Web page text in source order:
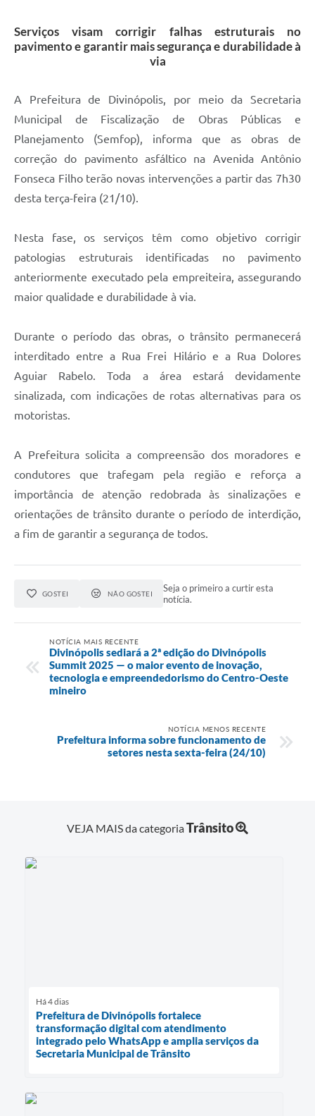
Serviços visam corrigir falhas estruturais no
pavimento e garantir mais segurança e durabilidade à
via
A Prefeitura de Divinópolis, por meio da Secretaria
Municipal de Fiscalização de Obras Públicas e
Planejamento (Semfop), informa que as obras de
correção do pavimento asfáltico na Avenida Antônio
Fonseca Filho terão novas intervenções a partir das 7h30
desta terça-feira (21/10).
Nesta fase, os serviços têm como objetivo corrigir
patologias estruturais identificadas no pavimento
anteriormente executado pela empreiteira, assegurando
maior qualidade e durabilidade à via.
Durante o período das obras, o trânsito permanecerá
interditado entre a Rua Frei Hilário e a Rua Dolores
Aguiar Rabelo. Toda a área estará devidamente
sinalizada, com indicações de rotas alternativas para os
motoristas.
A Prefeitura solicita a compreensão dos moradores e
condutores que trafegam pela região e reforça a
importância de atenção redobrada às sinalizações e
orientações de trânsito durante o período de interdição,
a fim de garantir a segurança de todos.
GOSTEI NÃO GOSTEI
Seja o primeiro a curtir esta
notícia.
NOTÍCIA MAIS RECENTE
Divinópolis sediará a 2ª edição do Divinópolis
Summit 2025 — o maior evento de inovação,
tecnologia e empreendedorismo do Centro-Oeste
mineiro
NOTÍCIA MENOS RECENTE
Prefeitura informa sobre funcionamento de
setores nesta sexta-feira (24/10)
VEJA MAIS da categoriaTrânsito
Há 4 dias
Prefeitura de Divinópolis fortalece
transformação digital com atendimento
integrado pelo WhatsApp e amplia serviços da
Secretaria Municipal de Trânsito